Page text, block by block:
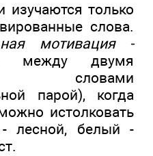
изучаются только
слова.
мотивация -
между двумя
словами
парой), когда
истолковать
- лесной, белый -